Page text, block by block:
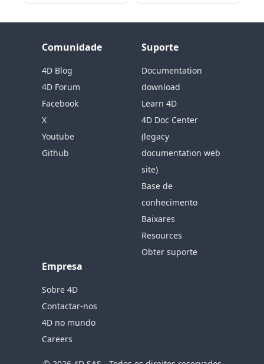
Comunidade
4D Blog
4D Forum
Facebook
X
Youtube
Github
Suporte
Documentation
download
Learn 4D
4D Doc Center
(legacy
documentation web
site)
Base de
conhecimento
Baixares
Resources
Obter suporte
Empresa
Sobre 4D
Contactar-nos
4D no mundo
Careers